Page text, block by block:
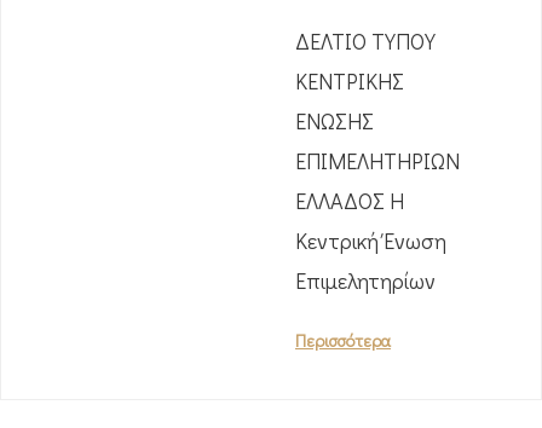
ΔΕΛΤΙΟ ΤΥΠΟΥ
ΚΕΝΤΡΙΚΗΣ
ΕΝΩΣΗΣ
ΕΠΙΜΕΛΗΤΗΡΙΩΝ
ΕΛΛΑΔΟΣ Η
Κεντρική Ένωση
Επιμελητηρίων
Περισσότερα